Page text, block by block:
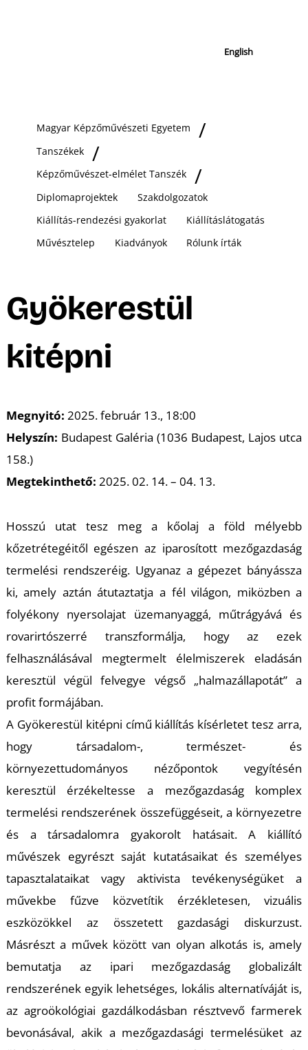
English
Magyar Képzőművészeti Egyetem
Tanszékek
Képzőművészet-elmélet Tanszék
Diplomaprojektek
Szakdolgozatok
Kiállítás-rendezési gyakorlat
Kiállításlátogatás
Művésztelep
Kiadványok Rólunk írták
Gyökerestül
kitépni
Megnyitó: 2025. február 13., 18:00
Helyszín: Budapest Galéria (1036 Budapest, Lajos utca
158.)
Megtekinthető: 2025. 02. 14. – 04. 13.
Hosszú utat tesz meg a kőolaj a föld mélyebb
kőzetrétegéitől egészen az iparosított mezőgazdaság
termelési rendszeréig. Ugyanaz a gépezet bányássza
ki, amely aztán átutaztatja a fél világon, miközben a
folyékony nyersolajat üzemanyaggá, műtrágyává és
rovarirtószerré transzformálja, hogy az ezek
felhasználásával megtermelt élelmiszerek eladásán
keresztül végül felvegye végső „halmazállapotát” a
profit formájában.
A Gyökerestül kitépni című kiállítás kísérletet tesz arra,
hogy társadalom-, természet- és
környezettudományos nézőpontok vegyítésén
keresztül érzékeltesse a mezőgazdaság komplex
termelési rendszerének összefüggéseit, a környezetre
és a társadalomra gyakorolt hatásait. A kiállító
művészek egyrészt saját kutatásaikat és személyes
tapasztalataikat vagy aktivista tevékenységüket a
művekbe fűzve közvetítik érzékletesen, vizuális
eszközökkel az összetett gazdasági diskurzust.
Másrészt a művek között van olyan alkotás is, amely
bemutatja az ipari mezőgazdaság globalizált
rendszerének egyik lehetséges, lokális alternatíváját is,
az agroökológiai gazdálkodásban résztvevő farmerek
bevonásával, akik a mezőgazdasági termelésüket az